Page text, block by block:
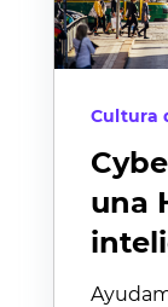
Cultura
una